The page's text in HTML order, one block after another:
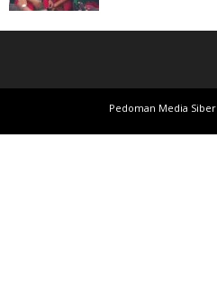
Pedoman Media Siber